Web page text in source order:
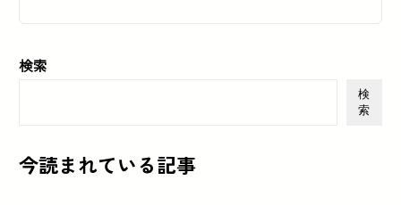
検索
検
索
今読まれている記事